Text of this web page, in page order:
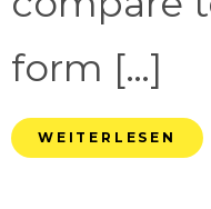
form […]
WEITERLESEN